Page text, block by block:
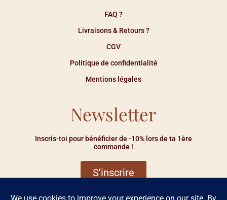
FAQ ?
Livraisons & Retours ?
CGV
Politique de confidentialité
Mentions légales
Newsletter
Inscris-toi pour bénéficier de -10% lors de ta 1ère
commande !
S'inscrire